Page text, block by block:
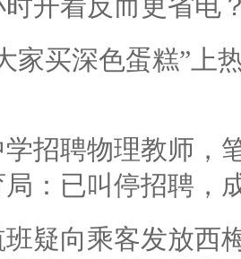
家买深色蛋糕”上
招聘物理教师，
：已叫停招聘，
疑向乘客发放西